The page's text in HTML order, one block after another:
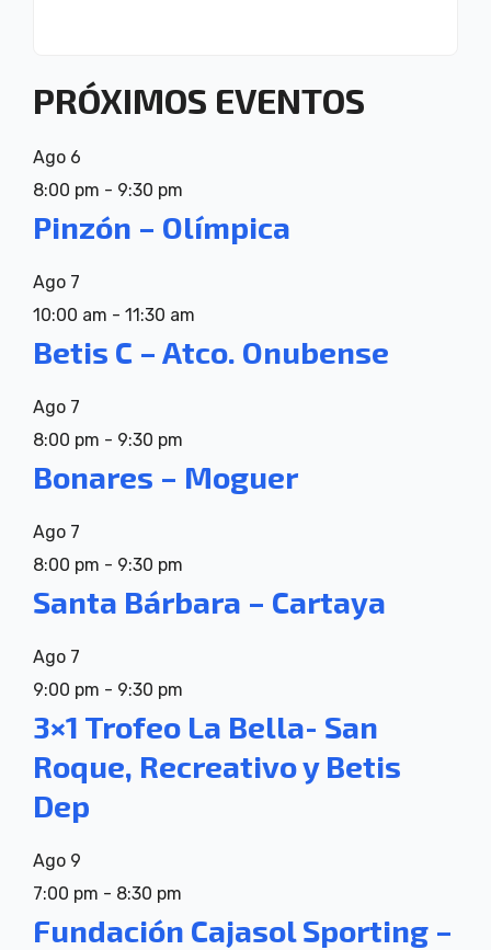
PRÓXIMOS EVENTOS
Ago 6
8:00 pm - 9:30 pm
Pinzón – Olímpica
Ago 7
10:00 am - 11:30 am
Betis C – Atco. Onubense
Ago 7
8:00 pm - 9:30 pm
Bonares – Moguer
Ago 7
8:00 pm - 9:30 pm
Santa Bárbara – Cartaya
Ago 7
9:00 pm - 9:30 pm
3×1 Trofeo La Bella- San
Roque, Recreativo y Betis
Dep
Ago 9
7:00 pm - 8:30 pm
Fundación Cajasol Sporting –